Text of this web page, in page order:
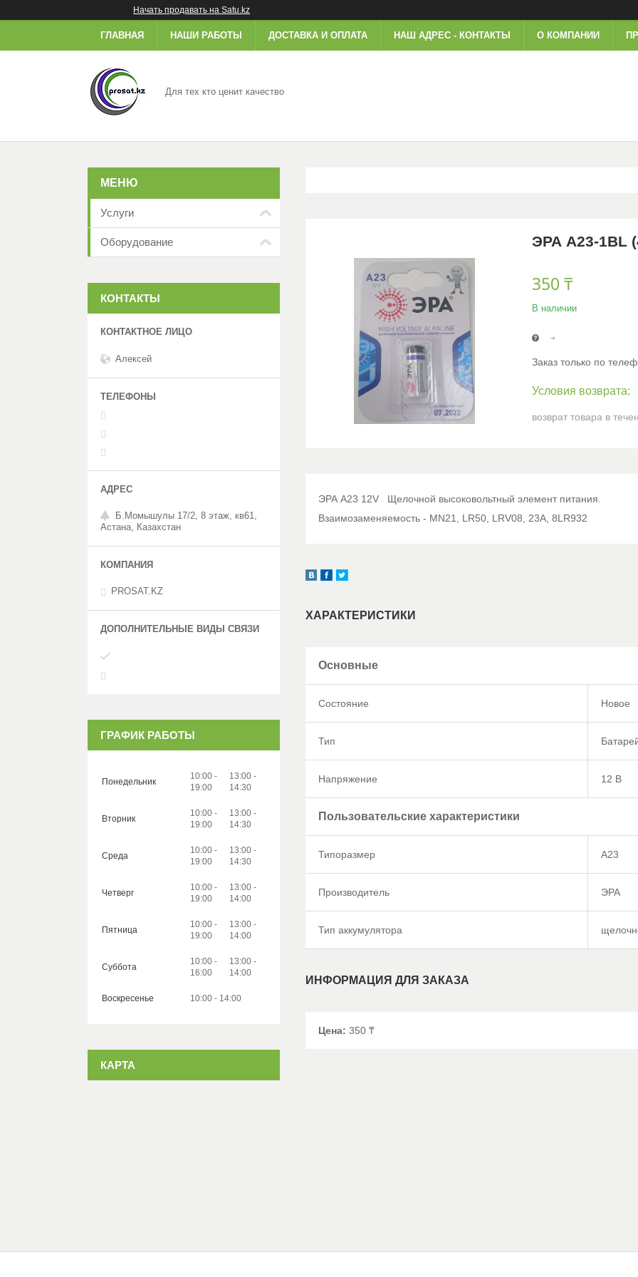
Начать продавать на Satu.kz
ГЛАВНАЯ НАШИ РАБОТЫ ДОСТАВКА И ОПЛАТА НАШ АДРЕС - КОНТАКТЫ О КОМПАНИИ
Для тех кто ценит качество
ЭРА A23-1BL
350 ₸
В наличии
Заказ только по
возврат товара в
ЭРА A23 12V Щелочной высоковольтный элемент питания.
Взаимозаменяемость - MN21, LR50, LRV08, 23A, 8LR932
ХАРАКТЕРИСТИКИ
Основные
Состояние Новое
Тип
Напряжение 12 В
Пользовательские характеристики
Типоразмер A23
Производитель ЭРА
Тип аккумулятора
ИНФОРМАЦИЯ ДЛЯ ЗАКАЗА
Цена: 350 ₸
Услуги
Оборудование
КОНТАКТЫ
Алексей
Б.Момышулы 17/2, 8 этаж, кв61,
Астана, Казахстан
PROSAT.KZ
ГРАФИК РАБОТЫ
Понедельник
10:00
19:00
13:00
14:30
Вторник
10:00
19:00
13:00
14:30
Среда
10:00
19:00
13:00
14:30
Четверг
10:00
19:00
13:00
14:00
Пятница
10:00
19:00
13:00
14:00
Суббота
10:00
16:00
13:00
14:00
Воскресенье 10:00 14:00
КАРТА